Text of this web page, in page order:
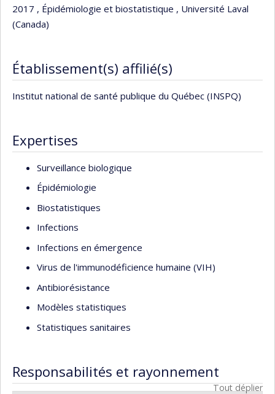
2017 , Épidémiologie et biostatistique , Université Laval
(Canada)
Établissement(s) affilié(s)
Institut national de santé publique du Québec (INSPQ)
Expertises
Surveillance biologique
Épidémiologie
Biostatistiques
Infections
Infections en émergence
Virus de l'immunodéficience humaine (VIH)
Antibiorésistance
Modèles statistiques
Statistiques sanitaires
Responsabilités et rayonnement
Tout déplier